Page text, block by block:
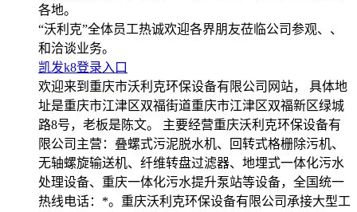
各地。
“沃利克”全体员工热诚欢迎各界朋友莅临公司参观、、
和洽谈业务。
凯发k8登录入口
欢迎来到重庆市沃利克环保设备有限公司网站， 具体地
址是重庆市江津区双福街道重庆市江津区双福新区绿城
路8号，老板是陈文。 主要经营重庆沃利克环保设备有
限公司主营：叠螺式污泥脱水机、回转式格栅除污机、
无轴螺旋输送机、纤维转盘过滤器、地埋式一体化污水
处理设备、重庆一体化污水提升泵站等设备，全国统一
热线电话：*。重庆沃利克环保设备有限公司承接大型工